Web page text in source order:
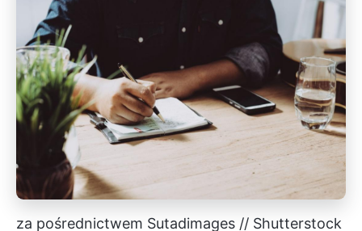
za pośrednictwem Sutadimages // Shutterstock